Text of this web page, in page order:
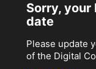
Sorry,
date
Please update
of the Digital